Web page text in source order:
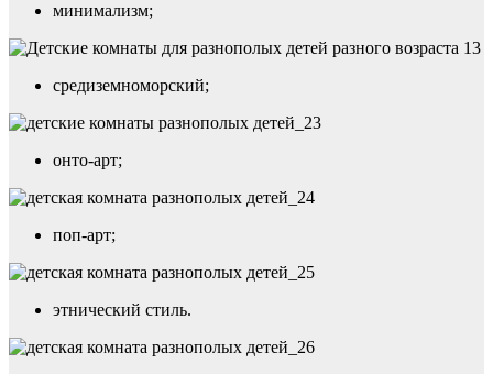
минимализм;
средиземноморский;
онто-арт;
поп-арт;
этнический стиль.